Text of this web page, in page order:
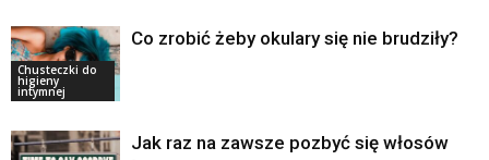
Chusteczki do
higieny
intymnej
Co zrobić żeby okulary się nie brudziły?
Jak raz na zawsze pozbyć się włosów